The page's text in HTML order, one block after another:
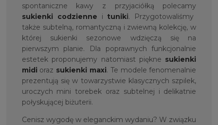
spontaniczne kawy z przyjaciółką polecamy
sukienki codzienne i tuniki. Przygotowaliśmy
także subtelną, romantyczną i zwiewną kolekcję, w
której sukienki sezonowe wdzięczą się na
pierwszym planie. Dla poprawnych funkcjonalnie
estetek proponujemy natomiast piękne sukienki
midi oraz sukienki maxi. Te modele fenomenalnie
prezentują się w towarzystwie klasycznych szpilek,
uroczych mini torebek oraz subtelnej i delikatnie
połyskującej biżuterii.
Cenisz wygodę w eleganckim wydaniu? W związku